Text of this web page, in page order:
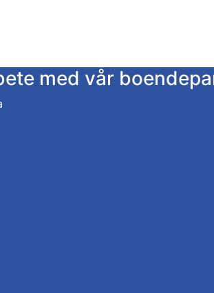
med vår